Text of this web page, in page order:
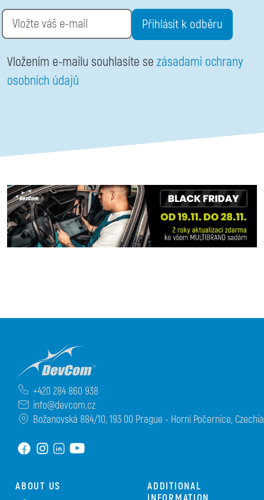
Email
Vložením e-mailu souhlasíte se zásadami ochrany
osobních údajů
+420 284 860 938
info@devcom.cz
Božanovská 884/10, 193 00 Prague - Horní Počernice, Czechia
ABOUT US
ADDITIONAL